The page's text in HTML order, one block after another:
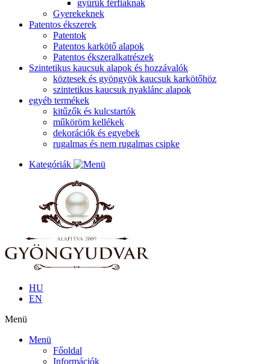
gyűrűk férfiaknak
Gyerekeknek
Patentos ékszerek
Patentok
Patentos karkötő alapok
Patentos ékszeralkatrészek
Szintetikus kaucsuk alapok és hozzávalók
köztesek és gyöngyök kaucsuk karkötőhöz
szintetikus kaucsuk nyaklánc alapok
egyéb termékek
kitűzők és kulcstartók
műköröm kellékek
dekorációk és egyebek
rugalmas és nem rugalmas csipke
Kategóriák
HU
EN
Menü
Menü
Főoldal
Információk